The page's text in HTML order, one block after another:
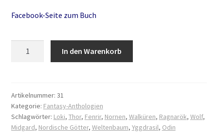
Datenschutzerklärung
Die Dunkelmagierchroniken Bd. 2
Die Dunkelmagierchroniken Bd. 3
Facebook-Seite zum Buch
Fenrir
&
Loki
(Bd.2)
In den Warenkorb
Artikelnummer: 31
Kategorie: Fantasy-Anthologien
Schlagwörter: Loki, Thor, Fenrir, Nornen, Walküren, Ragnarök, Wolf,
Midgard, Nordische Götter, Weltenbaum, Yggdrasil, Odin